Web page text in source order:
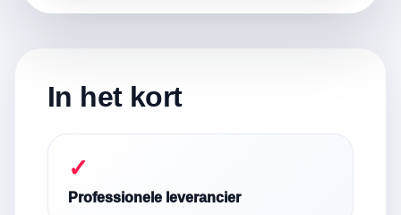
In het kort
✓
Professionele leverancier